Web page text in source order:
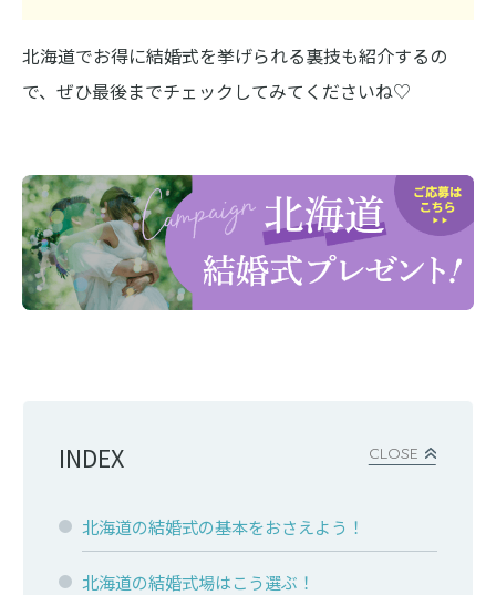
北海道でお得に結婚式を挙げられる裏技も紹介するの
で、ぜひ最後までチェックしてみてくださいね♡
CLOSE
INDEX
北海道の結婚式の基本をおさえよう！
北海道の結婚式場はこう選ぶ！